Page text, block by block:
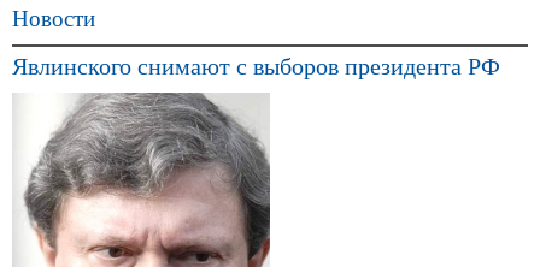
Новости
Явлинского снимают с выборов президента РФ